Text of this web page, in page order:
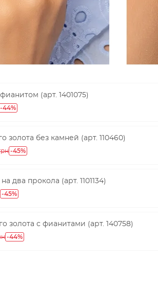
(арт. 1401075)
-44%
золота без камней (арт. 110460)
-45%
два прокола (арт. 1101134)
-45%
золота с фианитами (арт. 140758)
-44%